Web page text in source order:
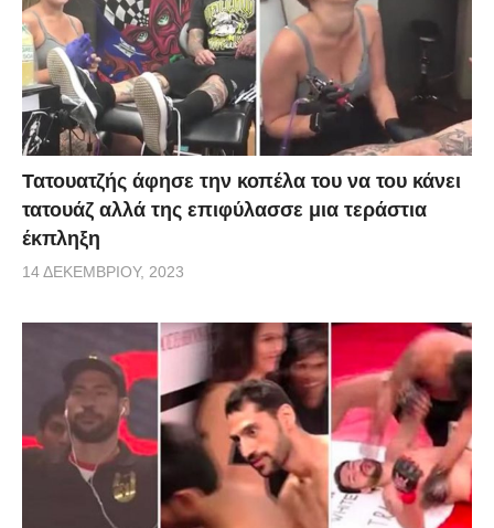
Τατουατζής άφησε την κοπέλα του να του κάνει
τατουάζ αλλά της επιφύλασσε μια τεράστια
έκπληξη
14 ΔΕΚΕΜΒΡΊΟΥ, 2023